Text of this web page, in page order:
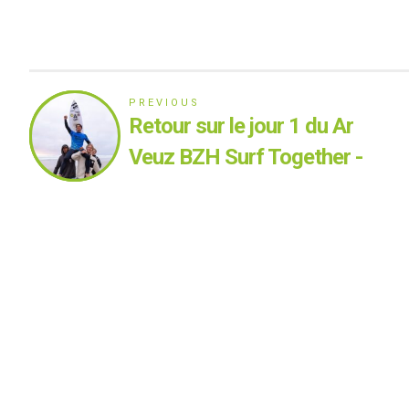
PREVIOUS
Retour sur le jour 1 du Ar
Veuz BZH Surf Together -